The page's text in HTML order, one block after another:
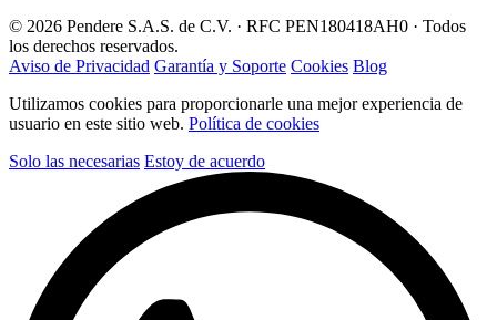
© 2026 Pendere S.A.S. de C.V. · RFC PEN180418AH0 · Todos
los derechos reservados.
Aviso de Privacidad Garantía y Soporte Cookies Blog
Utilizamos cookies para proporcionarle una mejor experiencia de
usuario en este sitio web. Política de cookies
Solo las necesarias Estoy de acuerdo